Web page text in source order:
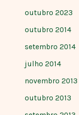
outubro 2023
outubro 2014
setembro 2014
julho 2014
novembro 2013
outubro 2013